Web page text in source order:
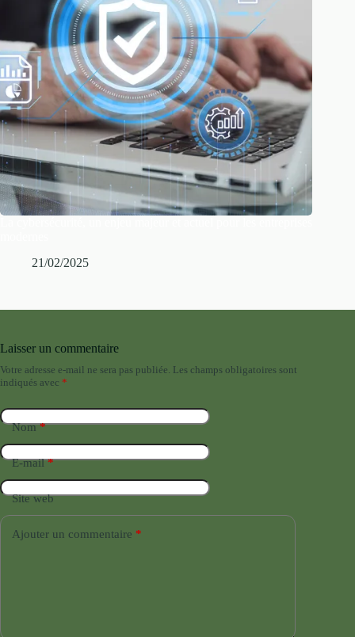
21/02/2025
Laisser un commentaire
Votre adresse e-mail ne sera pas publiée. Les champs obligatoires sont
indiqués avec *
Nom*
E-mail*
Site web
Ajouter un commentaire *